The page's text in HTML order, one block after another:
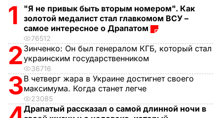
1
"Я не привык быть вторым номером". Как
золотой медалист стал главкомом ВСУ –
самое интересное о Драпатом
76512
2 Зинченко: Он был генералом КГБ, который стал
украинским государственником
36716
3В четверг жара в Украине достигнет своего
максимума. Когда станет легче
23085
Драпатый рассказал о самой длинной ночи в